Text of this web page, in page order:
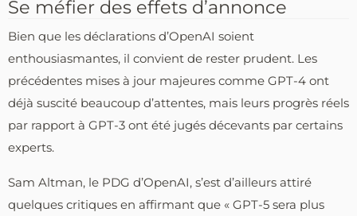
Se méfier des effets d’annonce
Bien que les déclarations d’OpenAI soient
enthousiasmantes, il convient de rester prudent. Les
précédentes mises à jour majeures comme GPT-4 ont
déjà suscité beaucoup d’attentes, mais leurs progrès réels
par rapport à GPT-3 ont été jugés décevants par certains
experts.
Sam Altman, le PDG d’OpenAI, s’est d’ailleurs attiré
quelques critiques en affirmant que « GPT-5 sera plus